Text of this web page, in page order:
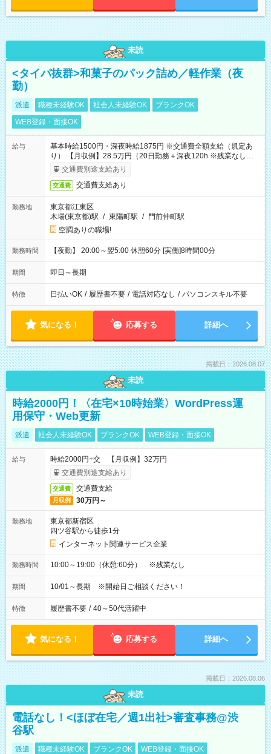
未読
<タイパ抜群>和菓子のパック詰め／軽作業（夜
勤）
派遣 職種未経験OK 社会人未経験OK
ブランクOK
WEB登録・面接OK
給与
基本時給1500円・深夜時給1875円 ※交通費全額支給（規定あ
り） 【月収例】28.5万円（20日勤務＋深夜120h ※残業なしの場
合）交通費別途支給あり
交通費 交通費支給あり
勤務地
東京都江東区
木場(東京都)駅 / 東陽町駅 / 門前仲町駅
空調ありの職場!
勤務時間 【夜勤】 20:00～翌5:00 休憩60分 [実働]8時間00分
期間 即日～長期
特徴 日払いOK / 履歴書不要 / 電話対応なし / パソコンスキル不要
気になる！ 応募する 詳細へ
掲載日：2026.08.07
未読
時給2000円！〈在宅×10時始業〉WordPress運
用保守・Web更新
派遣 社会人未経験OK ブランクOK WEB登録・面接OK
給与
時給2000円+交 【月収例】32万円
交通費別途支給あり
交通費 交通費支給
月収例 30万円～
勤務地
東京都新宿区
四ツ谷駅から徒歩1分
インターネット関連サービス企業
勤務時間 10:00～19:00（休憩:60分） ※残業なし
期間 10/01～長期 ※開始日ご相談ください！
特徴 履歴書不要 / 40～50代活躍中
気になる！ 応募する 詳細へ
掲載日：2026.08.06
未読
電話なし！<ほぼ在宅／週1出社>審査事務@渋
谷駅
派遣 職種未経験OK ブランクOK WEB登録・面接OK